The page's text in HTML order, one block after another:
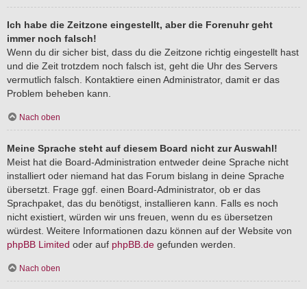
Ich habe die Zeitzone eingestellt, aber die Forenuhr geht
immer noch falsch!
Wenn du dir sicher bist, dass du die Zeitzone richtig eingestellt hast
und die Zeit trotzdem noch falsch ist, geht die Uhr des Servers
vermutlich falsch. Kontaktiere einen Administrator, damit er das
Problem beheben kann.
Nach oben
Meine Sprache steht auf diesem Board nicht zur Auswahl!
Meist hat die Board-Administration entweder deine Sprache nicht
installiert oder niemand hat das Forum bislang in deine Sprache
übersetzt. Frage ggf. einen Board-Administrator, ob er das
Sprachpaket, das du benötigst, installieren kann. Falls es noch
nicht existiert, würden wir uns freuen, wenn du es übersetzen
würdest. Weitere Informationen dazu können auf der Website von
phpBB Limited oder auf phpBB.de gefunden werden.
Nach oben